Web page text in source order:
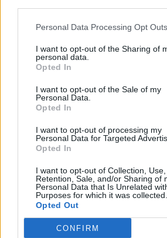
Personal Data Processing Opt Outs
I want to opt-out of the Sharing of
personal data.
Opted In
I want to opt-out of the Sale of my
Personal Data.
Opted In
I want to opt-out of processing my
Personal Data for Targeted
Opted In
I want to opt-out of Collection, Use,
Retention, Sale, and/or Sharing of
Personal Data that Is Unrelated
Purposes for which it was collected.
Opted Out
CONFIRM
Ξεκίνησε το πενταετές
Η Chery επενδύει 75 εκατ. δολάρια στην KG
Το FIAT 500 Hybrid τώρα από
18.990 ευρώ
2028
18η συνεχόμενη χρονιά για τον ΟΤΕ στη